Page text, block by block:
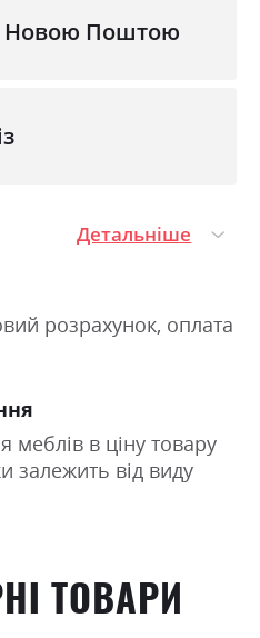
Новою Поштою
Детальніше
розрахунок, оплата
меблів в ціну товару
залежить від виду
ТОВАРИ